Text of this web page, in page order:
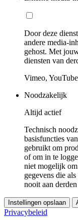
Door deze
andere media-
gehost. Met
diensten van
Vimeo, YouTube
Noodzakelijk
Altijd actief
Technisch
basisfuncties
gebruikt om
of om in te
niet mogelijk
gegevens die
nooit aan
Instellingen opslaan
Privacybeleid